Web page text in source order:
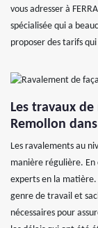
vous adresser à
spécialisée qui a
proposer des tarifs
Les travaux
Remollon
Les ravalements au
manière régulière.
experts en la matière.
genre de travail et
nécessaires pour